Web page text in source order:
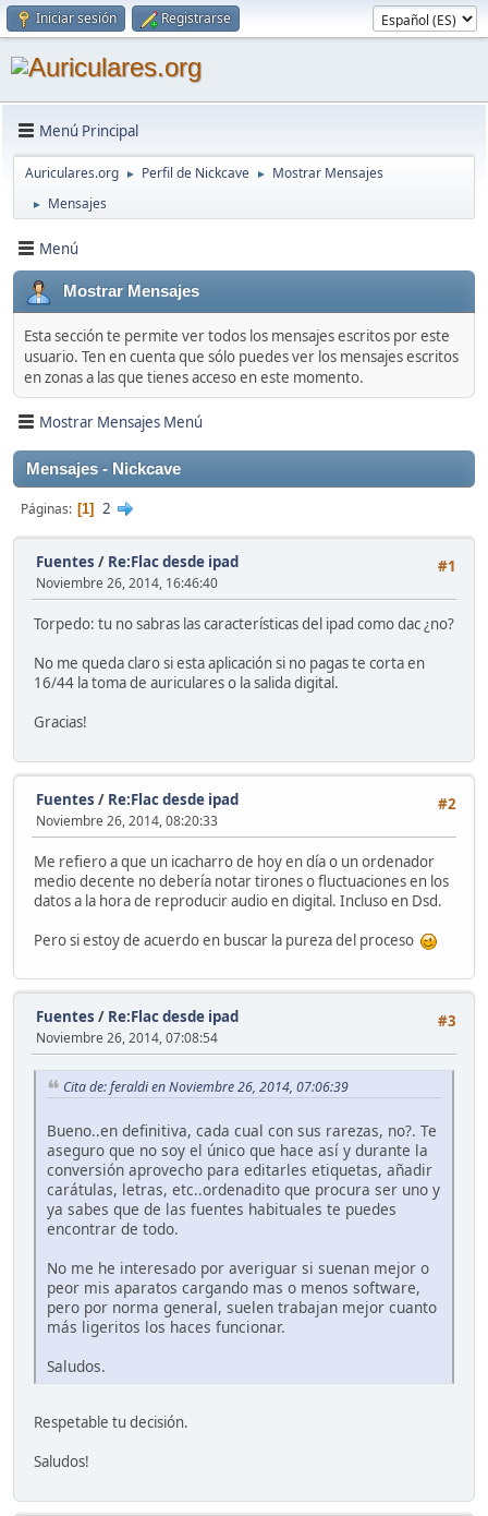
Iniciar sesión Registrarse
Menú Principal
Auriculares.org ► Perfil de Nickcave ► Mostrar Mensajes
► Mensajes
Menú
Mostrar Mensajes
Esta sección te permite ver todos los mensajes escritos por este
usuario. Ten en cuenta que sólo puedes ver los mensajes escritos
en zonas a las que tienes acceso en este momento.
Mostrar Mensajes Menú
Mensajes - Nickcave
Páginas 1 2
#1
Fuentes / Re:Flac desde ipad
Noviembre 26, 2014, 16:46:40
Torpedo: tu no sabras las características del ipad como dac ¿no?
No me queda claro si esta aplicación si no pagas te corta en
16/44 la toma de auriculares o la salida digital.
Gracias!
#2
Fuentes / Re:Flac desde ipad
Noviembre 26, 2014, 08:20:33
Me refiero a que un icacharro de hoy en día o un ordenador
medio decente no debería notar tirones o fluctuaciones en los
datos a la hora de reproducir audio en digital. Incluso en Dsd.
Pero si estoy de acuerdo en buscar la pureza del proceso
#3
Fuentes / Re:Flac desde ipad
Noviembre 26, 2014, 07:08:54
Cita de: feraldi en Noviembre 26, 2014, 07:06:39
Bueno..en definitiva, cada cual con sus rarezas, no?. Te
aseguro que no soy el único que hace así y durante la
conversión aprovecho para editarles etiquetas, añadir
carátulas, letras, etc..ordenadito que procura ser uno y
ya sabes que de las fuentes habituales te puedes
encontrar de todo.
No me he interesado por averiguar si suenan mejor o
peor mis aparatos cargando mas o menos software,
pero por norma general, suelen trabajan mejor cuanto
más ligeritos los haces funcionar.
Saludos.
Respetable tu decisión.
Saludos!